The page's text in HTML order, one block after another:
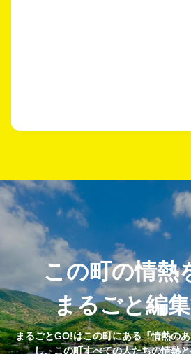
この町の情熱
まるごと編
まるごとGO!はこの町にある『情熱の
し、この町すべての人たちの情熱